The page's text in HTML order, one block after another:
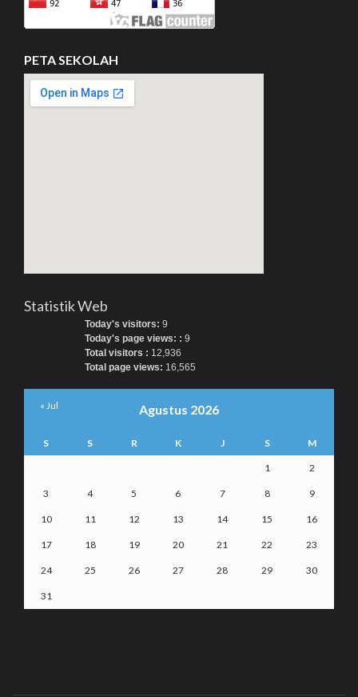
PETA SEKOLAH
Statistik Web
Today's visitors: 9
Today's page views: : 9
Total visitors : 12,936
Total page views: 16,565
Agustus 2026
S S R K J S M
1 2
3 4 5 6 7 8 9
10 11 12 13 14 15 16
17 18 19 20 21 22 23
24 25 26 27 28 29 30
31
« Jul